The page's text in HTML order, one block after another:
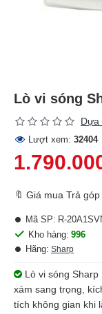
Lò vi sóng
Dựa
Lượt xem: 32404
🔖 Giá mua Trả
Kho hàng: 996
Hãng: Sharp
Mã SP: R-
Lò vi sóng
xám sang trọng,
tích không gian khi